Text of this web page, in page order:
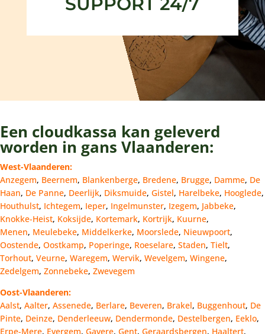
Een cloudkassa kan geleverd
worden in gans Vlaanderen:
West-Vlaanderen:
Anzegem, Beernem, Blankenberge, Bredene, Brugge, Damme, De
Haan, De Panne, Deerlijk, Diksmuide, Gistel, Harelbeke, Hooglede,
Houthulst, Ichtegem, Ieper, Ingelmunster, Izegem, Jabbeke,
Knokke-Heist, Koksijde, Kortemark, Kortrijk, Kuurne,
Menen, Meulebeke, Middelkerke, Moorslede, Nieuwpoort,
Oostende, Oostkamp, Poperinge, Roeselare, Staden, Tielt,
Torhout, Veurne, Waregem, Wervik, Wevelgem, Wingene,
Zedelgem, Zonnebeke, Zwevegem
Oost-Vlaanderen:
Aalst, Aalter, Assenede, Berlare, Beveren, Brakel, Buggenhout, De
Pinte, Deinze, Denderleeuw, Dendermonde, Destelbergen, Eeklo,
Erpe-Mere, Evergem, Gavere, Gent, Geraardsbergen, Haaltert,